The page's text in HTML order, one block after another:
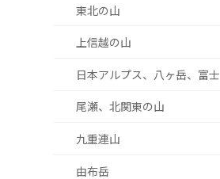
東北の山
上信越の山
日本アルプス、八ヶ岳、富士
尾瀬、北関東の山
九重連山
由布岳